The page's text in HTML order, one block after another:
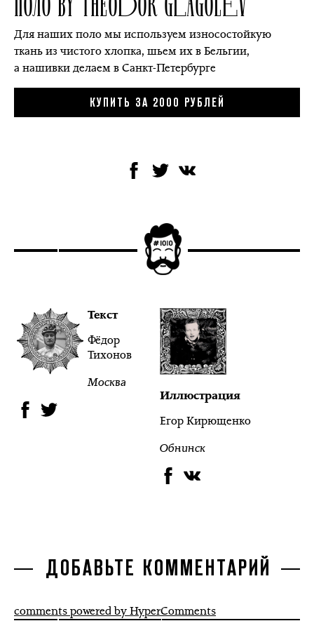
Для наших поло мы используем износостойкую
ткань из чистого хлопка, шьем их в Бельгии,
а нашивки делаем в Санкт-Петербурге
КУПИТЬ ЗА 2000 РУБЛЕЙ
Текст
Фёдор
Тихонов
Москва
Иллюстрация
Егор Кирющенко
Обнинск
ДОБАВЬТЕ КОММЕНТАРИЙ
comments powered by HyperComments